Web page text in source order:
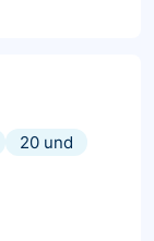
20 und